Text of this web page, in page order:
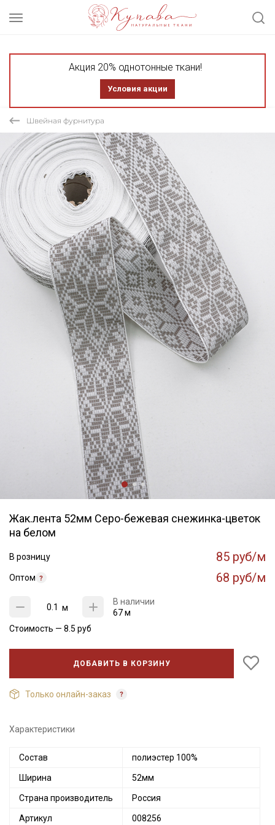
Акция 20% однотонные ткани!
Условия акции
Швейная фурнитура
Жак.лента 52мм Серо-бежевая снежинка-цветок
на белом
В розницу 85 руб/м
Оптом 68 руб/м
м
В наличии
67 м
Стоимость — 8.5 руб
ДОБАВИТЬ В КОРЗИНУ
Только онлайн-заказ
Характеристики
Состав полиэстер 100%
Ширина 52мм
Страна производитель Россия
Артикул 008256
Мы публикуем здесь дополнительные
категории тканей